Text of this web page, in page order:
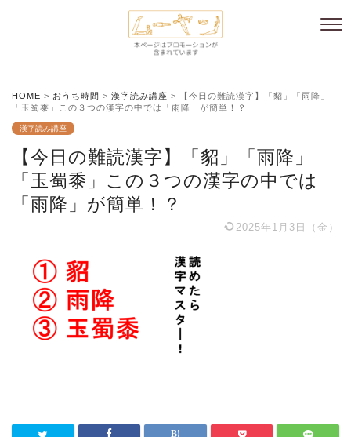
HOME > おうち時間 > 漢字読み講座 >
【今日の難読漢字】「貂」「雨降」
「玉蜀黍」この３つの漢字の中では「雨降」が簡単！？
漢字読み講座
【今日の難読漢字】「貂」「雨降」
「玉蜀黍」この３つの漢字の中では
「雨降」が簡単！？
2025年1月3日（金）